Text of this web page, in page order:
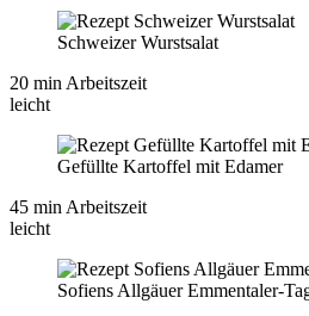
Schweizer Wurstsalat
20 min Arbeitszeit
leicht
Gefüllte Kartoffel mit Edamer
45 min Arbeitszeit
leicht
Sofiens Allgäuer Emmentaler-